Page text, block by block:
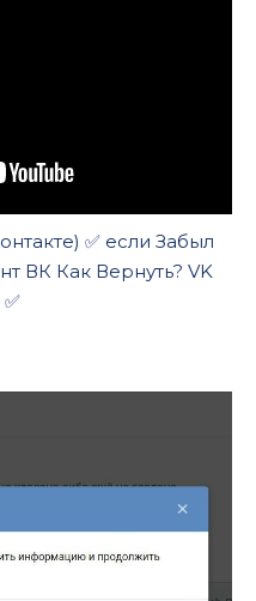
✅ если Забыл
ВК Как Вернуть? VK